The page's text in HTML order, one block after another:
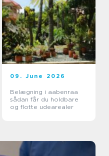
09. June 2026
Belægning i aabenraa
sådan får du holdbare
og flotte udearealer